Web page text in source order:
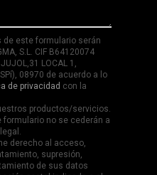
este formulario serán
S.L. CIF B64120074
LOCAL 1,
08970 de acuerdo a lo
de privacidad con la
productos/servicios.
formulario no se cederán a
derecho al acceso,
supresión,
de sus datos